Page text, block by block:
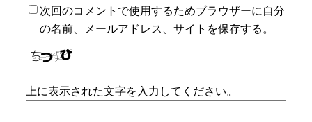
次回のコメントで使用するためブラウザーに自分
の名前、メールアドレス、サイトを保存する。
上に表示された文字を入力してください。